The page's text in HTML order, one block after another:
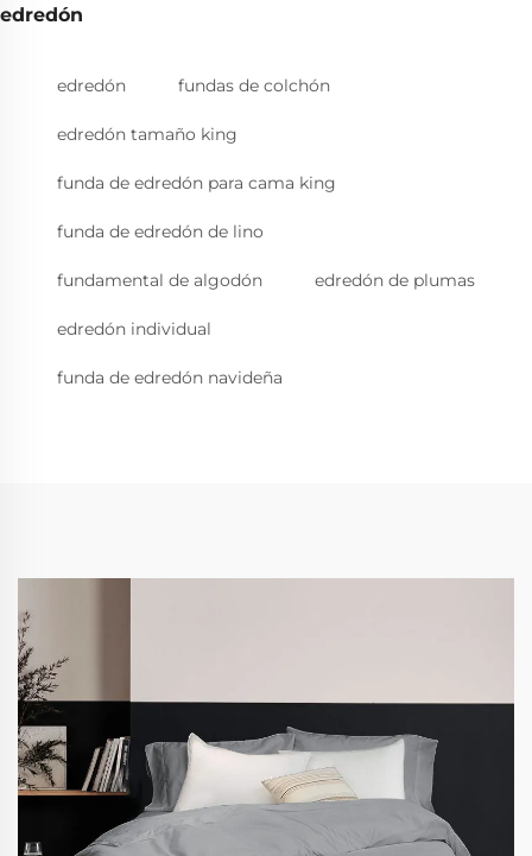
edredón
edredón fundas de colchón
edredón tamaño king
funda de edredón para cama king
funda de edredón de lino
fundamental de algodón edredón de plumas
edredón individual
funda de edredón navideña